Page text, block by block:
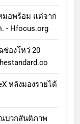
มอพร้อม แต่จาก
- Hfocus.org
ช่องโหว่ 20
หลังมองรายได้
บวกสันติภาพ